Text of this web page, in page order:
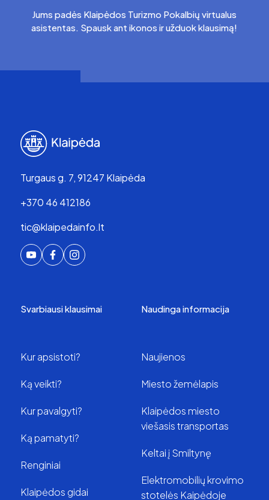
Jums padės Klaipėdos Turizmo Pokalbių virtualus
asistentas. Spausk ant ikonos ir užduok klausimą!
Turgaus g. 7, 91247 Klaipėda
+370 46 412186
tic@klaipedainfo.lt
Svarbiausi klausimai
Kur apsistoti?
Ką veikti?
Kur pavalgyti?
Ką pamatyti?
Renginiai
Klaipėdos gidai
Naudinga informacija
Naujienos
Miesto žemėlapis
Klaipėdos miesto
viešasis transportas
Keltai į Smiltynę
Elektromobilių krovimo
stotelės Kaipėdoje